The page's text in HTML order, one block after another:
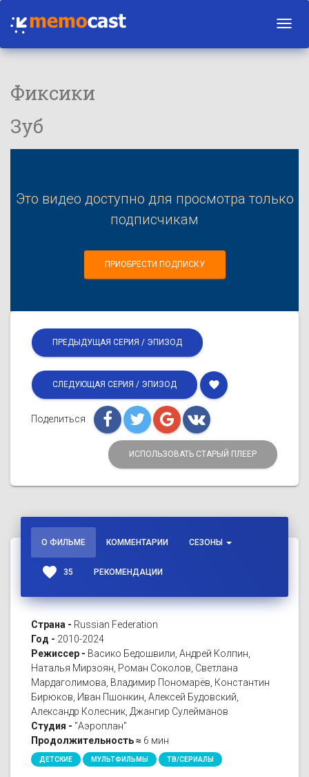
Фиксики
Зуб
Это видео доступно для просмотра только
подписчикам
ПРИОБРЕСТИ ПОДПИСКУ
ПРЕДЫДУЩАЯ СЕРИЯ / ЭПИЗОД
СЛЕДУЮЩАЯ СЕРИЯ / ЭПИЗОД favorite
Поделиться
ИСПОЛЬЗОВАТЬ СТАРЫЙ ПЛЕЕР
О ФИЛЬМЕ КОММЕНТАРИИ СЕЗОНЫ
favorite 35 РЕКОМЕНДАЦИИ
Страна - Russian Federation
Год - 2010-2024
Режиссер - Васико Бедошвили, Андрей Колпин,
Наталья Мирзоян, Роман Соколов, Светлана
Мардаголимова, Владимир Пономарёв, Константин
Бирюков, Иван Пшонкин, Алексей Будовский,
Александр Колесник, Джангир Сулейманов
Студия - "Аэроплан"
Продолжительность ≈ 6 мин
ДЕТСКИЕ МУЛЬТФИЛЬМЫ ТВ/СЕРИАЛЫ